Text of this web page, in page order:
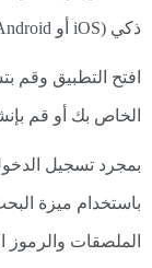
ذكي (iOS أو Android) أو على الحاسوب.
افتح التطبيق
الخاص بك أو قم
بمجرد تسجيل
باستخدام ميزة
الملصقات والرموز